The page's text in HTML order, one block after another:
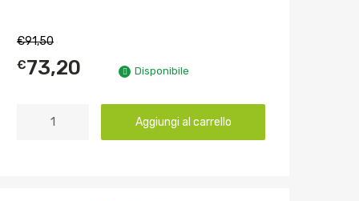
€91,50
€73,20 Disponibile
Aggiungi al carrello